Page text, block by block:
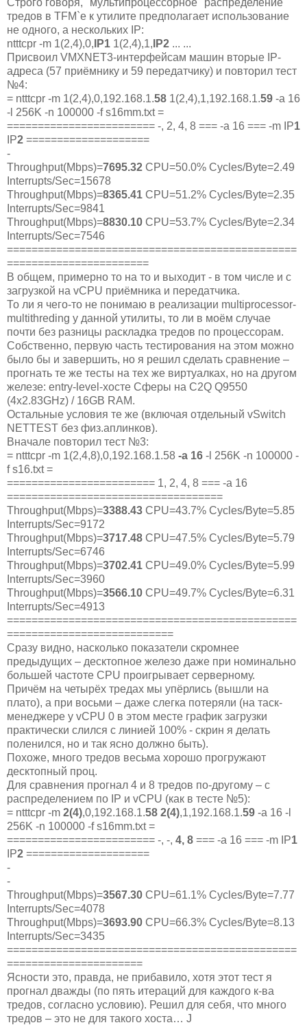
тредов в TFM`е к утилите предполагает использование
не одного, а нескольких IP:
ntttcpr -m 1(2,4),0, IP1 1(2,4),1, IP2 ... ...
Присвоил VMXNET3-интерфейсам машин вторые IP-
адреса (57 приёмнику и 59 передатчику) и повторил тест
№4:
= ntttcpr -m 1(2,4),0,192.168.1.58 1(2,4),1,192.168.1.59 -a 16
-l 256K -n 100000 -f s16mm.txt =
======================== -, 2, 4, 8 === -a 16 === -m IP1
IP2 ====================
-
Throughput(Mbps)=7695.32 CPU=50.0% Cycles/Byte=2.49
Interrupts/Sec=15678
Throughput(Mbps)=8365.41 CPU=51.2% Cycles/Byte=2.35
Interrupts/Sec=9841
Throughput(Mbps)=8830.10 CPU=53.7% Cycles/Byte=2.34
Interrupts/Sec=7546
===============================================
=======================
В общем, примерно то на то и выходит - в том числе и с
загрузкой на vCPU приёмника и передатчика.
То ли я чего-то не понимаю в реализации multiprocessor-
multithreding у данной утилиты, то ли в моём случае
почти без разницы раскладка тредов по процессорам.
Собственно, первую часть тестирования на этом можно
было бы и завершить, но я решил сделать сравнение –
прогнать те же тесты на тех же виртуалках, но на другом
железе: entry-level-хосте Сферы на C2Q Q9550
(4x2.83GHz) / 16GB RAM.
Остальные условия те же (включая отдельный vSwitch
NETTEST без физ.аплинков).
Вначале повторил тест №3:
= ntttcpr -m 1(2,4,8),0,192.168.1.58 -a 16 -l 256K -n 100000 -
f s16.txt =
======================== 1, 2, 4, 8 === -a 16
===================================
Throughput(Mbps)=3388.43 CPU=43.7% Cycles/Byte=5.85
Interrupts/Sec=9172
Throughput(Mbps)=3717.48 CPU=47.5% Cycles/Byte=5.79
Interrupts/Sec=6746
Throughput(Mbps)=3702.41 CPU=49.0% Cycles/Byte=5.99
Interrupts/Sec=3960
Throughput(Mbps)=3566.10 CPU=49.7% Cycles/Byte=6.31
Interrupts/Sec=4913
===============================================
===========================
Сразу видно, насколько показатели скромнее
предыдущих – десктопное железо даже при номинально
большей частоте CPU проигрывает серверному.
Причём на четырёх тредах мы упёрлись (вышли на
плато), а при восьми – даже слегка потеряли (на таск-
менеджере у vCPU 0 в этом месте график загрузки
практически слился с линией 100% - скрин я делать
поленился, но и так ясно должно быть).
Похоже, много тредов весьма хорошо прогружают
десктопный проц.
Для сравнения прогнал 4 и 8 тредов по-другому – с
распределением по IP и vCPU (как в тесте №5):
= ntttcpr -m 2(4),0,192.168.1.58 2(4),1,192.168.1.59 -a 16 -l
256K -n 100000 -f s16mm.txt =
======================== -, -, 4, 8 === -a 16 === -m IP1
IP2 ====================
-
-
Throughput(Mbps)=3567.30 CPU=61.1% Cycles/Byte=7.77
Interrupts/Sec=4078
Throughput(Mbps)=3693.90 CPU=66.3% Cycles/Byte=8.13
Interrupts/Sec=3435
===============================================
======================
Ясности это, правда, не прибавило, хотя этот тест я
прогнал дважды (по пять итераций для каждого к-ва
тредов, согласно условию). Решил для себя, что много
тредов – это не для такого хоста… J